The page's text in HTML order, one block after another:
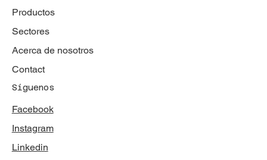
Productos
Sectores
Acerca de nosotros
Contact
Síguenos
Facebook
Instagram
Linkedin